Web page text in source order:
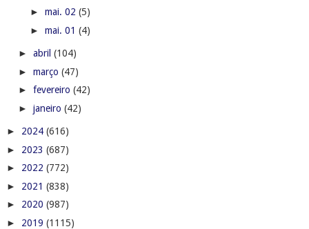
► mai. 02 (5)
► mai. 01 (4)
► abril (104)
► março (47)
► fevereiro (42)
► janeiro (42)
► 2024 (616)
► 2023 (687)
► 2022 (772)
► 2021 (838)
► 2020 (987)
► 2019 (1115)